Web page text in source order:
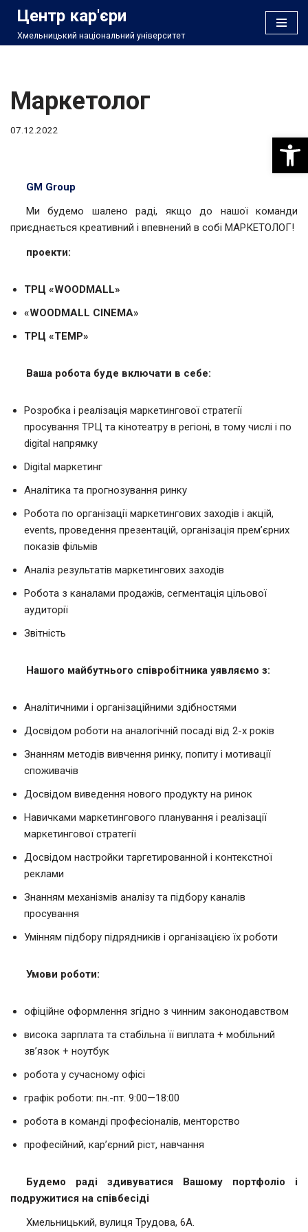
Перейти
Центр кар'єри
Хмельницький національний університет
Маркетолог
07.12.2022
GM Group
Ми будемо шалено раді, якщо до нашої команди
приєднається креативний і впевнений в собі МАРКЕТОЛОГ!
проекти:
ТРЦ «WOODMALL»
«WOODMALL CINEMA»
ТРЦ «TEMP»
Ваша робота буде включати в себе:
Розробка і реалізація маркетингової стратегії
просування ТРЦ та кінотеатру в регіоні, в тому числі і по
digital напрямку
Digital маркетинг
Аналітика та прогнозування ринку
Робота по організації маркетингових заходів і акцій,
events, проведення презентацій, організація прем’єрних
показів фільмів
Аналіз результатів маркетингових заходів
Робота з каналами продажів, сегментація цільової
аудиторії
Звітність
Нашого майбутнього співробітника уявляємо з:
Аналітичними і організаційними здібностями
Досвідом роботи на аналогічній посаді від 2-х років
Знанням методів вивчення ринку, попиту і мотивації
споживачів
Досвідом виведення нового продукту на ринок
Навичками маркетингового планування і реалізації
маркетингової стратегії
Досвідом настройки таргетированной і контекстної
реклами
Знанням механізмів аналізу та підбору каналів
просування
Умінням підбору підрядників і організацією їх роботи
Умови роботи:
офіційне оформлення згідно з чинним законодавством
висока зарплата та стабільна її виплата + мобільний
зв’язок + ноутбук
робота у сучасному офісі
графік роботи: пн.-пт. 9:00—18:00
робота в команді професіоналів, менторство
професійний, кар’єрний ріст, навчання
Будемо раді здивуватися Вашому портфоліо і
подружитися на співбесіді
Хмельницький, вулиця Трудова, 6А.